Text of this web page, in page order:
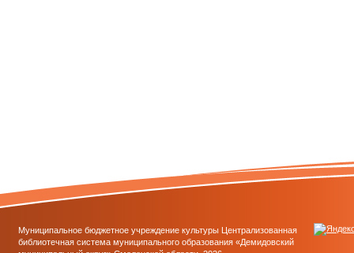
Муниципальное бюджетное учреждение культуры Централизованная
библиотечная система муниципального образования «Демидовский